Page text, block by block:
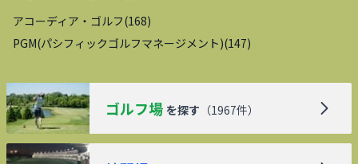
アコーディア・ゴルフ(168)
PGM(パシフィックゴルフマネージメント)(147)
ゴルフ場 を探す （1967件）